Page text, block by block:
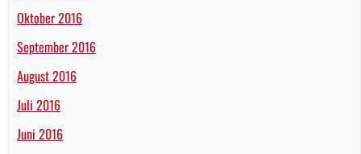
Oktober 2016
September 2016
August 2016
Juli 2016
Juni 2016